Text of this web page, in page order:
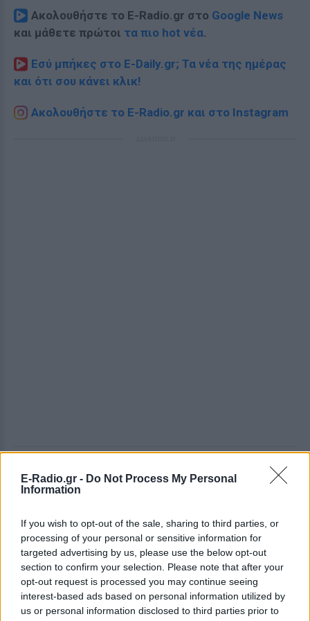
E-Radio.gr - Do Not Process My Personal
Information
If you wish to opt-out of the sale, sharing to third parties, or
processing of your personal or sensitive information for
targeted advertising by us, please use the below opt-out
section to confirm your selection. Please note that after your
opt-out request is processed you may continue seeing
interest-based ads based on personal information utilized by
us or personal information disclosed to third parties prior to
Ακολουθήστε το E-Radio.gr στο Google News
και μάθετε πρώτοι τα πιο hot νέα.
Εσύ μπήκες στο E-Daily.gr; Τα νέα της ημέρας
και ότι σου κάνει κλικ!
Ακολουθήστε το E-Radio.gr και στο Instagram
ΔΕΙΤΕ ΕΠΙΣΗΣ
Ο Μπρούκλιν Μπέκαμ έβρασε
μακαρόνια με θαλασσινό νερό
και δέχτηκε ανελέητο
τρολάρισμα online
ΣΉΜΕΡΑ